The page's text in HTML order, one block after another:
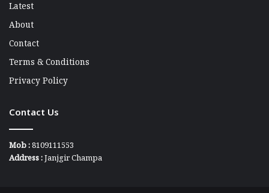
Latest
About
Contact
Terms & Conditions
Privacy Policy
Contact Us
Mob :8109111553
Address :Janjgir Champa